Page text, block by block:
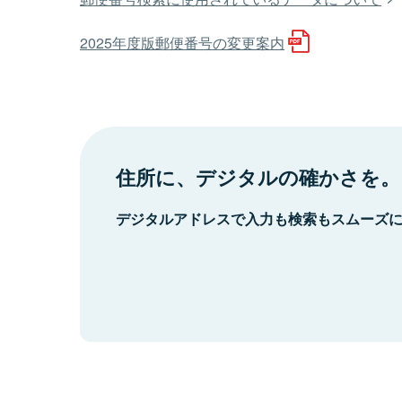
2025年度版郵便番号の変更案内
住所に、デジタルの確かさを。
デジタルアドレスで入力も検索もスムーズ